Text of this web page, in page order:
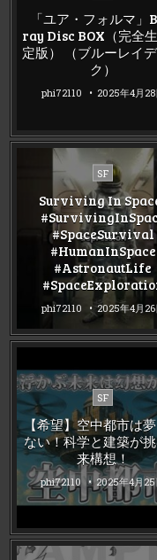
「ユア・フォルマ」
ray Disc BOX（完全
定版） （ブルーレイ
ク）
phi72110 2025年4月28
Posted
in
SF
Surviving In
#SpaceSurvival
#HumanInSpace
#AstronautLife
phi72110 2025年4月26
Posted
in
SF
【希望】空中都市は
ない！科学と建築が
来構想！
phi72110 2025年4月